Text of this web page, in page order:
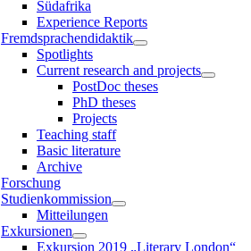
Südafrika
Experience Reports
Fremdsprachendidaktik
Spotlights
Current research and projects
PostDoc theses
PhD theses
Projects
Teaching staff
Basic literature
Archive
Forschung
Studienkommission
Mitteilungen
Exkursionen
Exkursion 2019 „Literary London“